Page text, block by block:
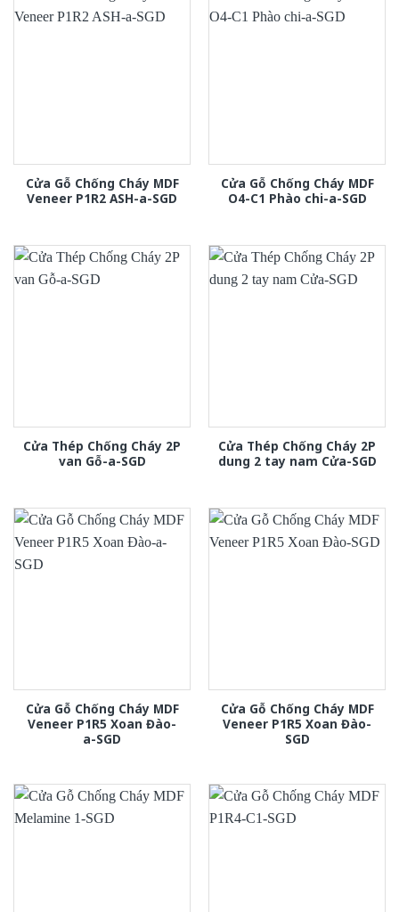
Cửa Gỗ Chống Cháy MDF
Veneer P1R2 ASH-a-SGD
Cửa Gỗ Chống Cháy MDF
O4-C1 Phào chi-a-SGD
Cửa Thép Chống Cháy 2P
van Gỗ-a-SGD
Cửa Thép Chống Cháy 2P
dung 2 tay nam Cửa-SGD
Cửa Gỗ Chống Cháy MDF
Veneer P1R5 Xoan Đào-
a-SGD
Cửa Gỗ Chống Cháy MDF
Veneer P1R5 Xoan Đào-
SGD